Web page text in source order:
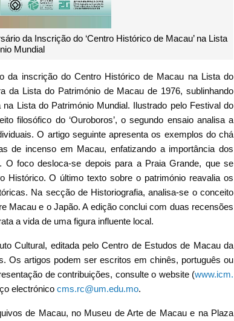
da Inscrição do ‘Centro Histórico de Macau’ na Lista
Mundial
da inscrição do Centro Histórico de Macau na Lista do
da Lista do Património de Macau de 1976, sublinhando
Lista do Património Mundial. Ilustrado pelo Festival do
filosófico do ‘Ouroboros’, o segundo ensaio analisa a
O artigo seguinte apresenta os exemplos do chá
de incenso em Macau, enfatizando a importância dos
O foco desloca-se depois para a Praia Grande, que se
Histórico. O último texto sobre o património reavalia os
Na secção de Historiografia, analisa-se o conceito
Macau e o Japão. A edição conclui com duas recensões
a vida de uma figura influente local.
Cultural, editada pelo Centro de Estudos de Macau da
Os artigos podem ser escritos em chinês, português ou
de contribuições, consulte o website (www.icm.
electrónico cms.rc@um.edu.mo.
de Macau, no Museu de Arte de Macau e na Plaza